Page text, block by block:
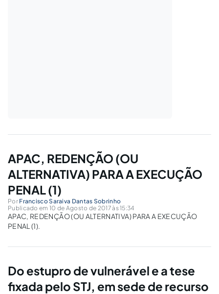
APAC, REDENÇÃO (OU
ALTERNATIVA) PARA A EXECUÇÃO
PENAL (1)
Por Francisco Saraiva Dantas Sobrinho
Publicado em 10 de Agosto de 2017 às 15:34
APAC, REDENÇÃO (OU ALTERNATIVA) PARA A EXECUÇÃO
PENAL (1).
Do estupro de vulnerável e a tese
fixada pelo STJ, em sede de recurso